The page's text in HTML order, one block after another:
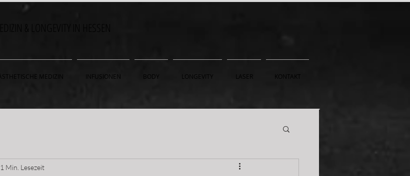
& LONGEVITY IN HESSEN
MEDIZIN INFUSIONEN BODY LONGEVITY LASER KONTAKT
1 Min. Lesezeit